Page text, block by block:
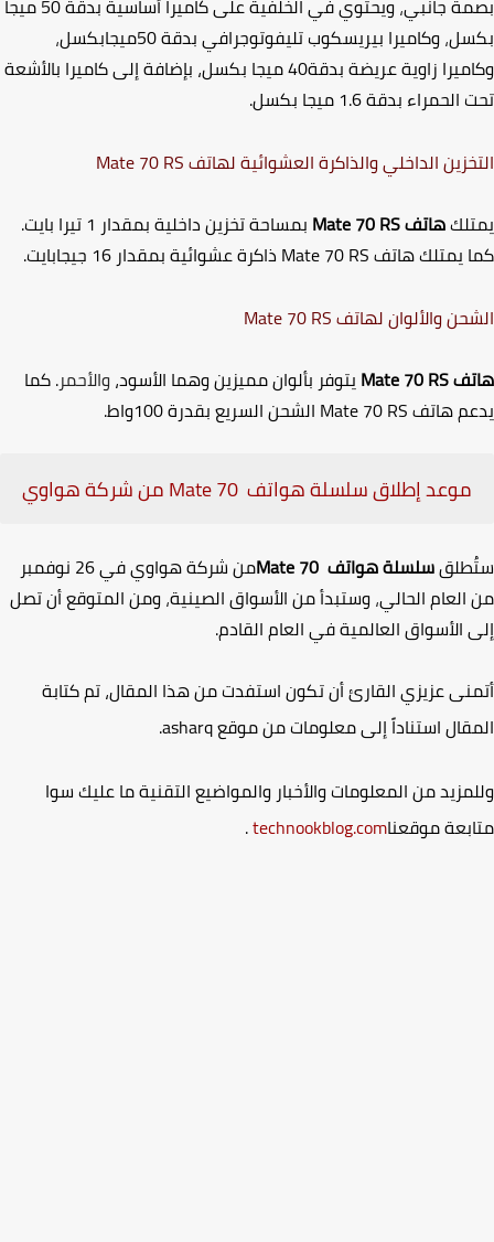
جانبي،
ويحتوي في الخلفية على كاميرا أساسية بدقة 50 ميجا
،وكاميرا بيريسكوب تليفوتوجرافي بدقة 50ميجابكسل
،
وكاميرا زاوية عريضة بدقة40 ميجا بكسل، بإضافة إلى كاميرا بالأشعة
الحمراء بدقة1.6ميجا بكسل.
الداخلي والذاكرة العشوائية لهاتفMate 70 RS
هاتفMate 70 RS
بمساحة تخزين داخلية بمقدار 1 تيرا بايت.
يمتلك هاتفMate 70 RSذاكرة عشوائية بمقدار 16 جيجابايت.
والألوان لهاتفMate 70 RS
Mate 70 RSيتوفر بألوان مميزين وهما الأسود،والأحمر. كما
هاتفMate 70 RSالشحن السريع بقدرة 100واط.
موعد إطلاق سلسلة هواتفMate 70من شركة هواوي
سلسلة هواتفMate 70
من شركة هواوي في 26 نوفمبر
الحالي،وستبدأ من الأسواق الصينية،ومن المتوقع أن تصل
الأسواق العالمية في العام القادم.
عزيزي القارئ أن تكون استفدت من هذا المقال، تم كتابة
استناداً إلى معلومات من موقعasharq
.
من المعلومات والأخبار والمواضيع التقنية ما عليك سوا
موقعناtechnookblog.com
.